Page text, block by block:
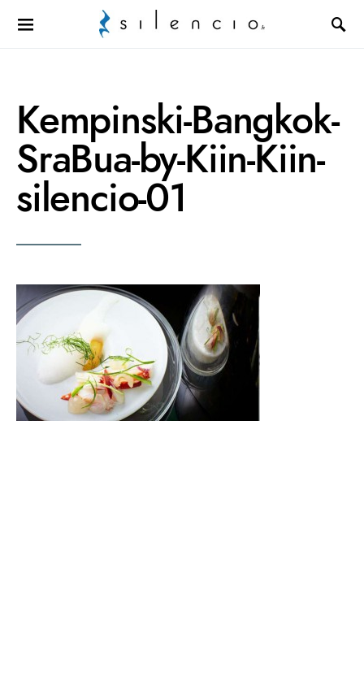
Search for:
Kempinski-Bangkok-
SraBua-by-Kiin-Kiin-
silencio-01